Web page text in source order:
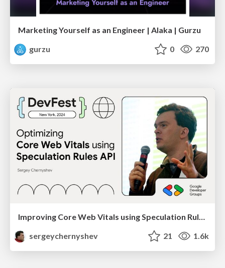
Marketing Yourself as an Engineer | Alaka | Gurzu
gurzu
0 270
Improving Core Web Vitals using Speculation Rules API
sergeychernyshev
21 1.6k